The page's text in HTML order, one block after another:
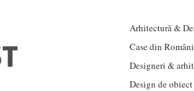
Arhitectură &
Case din
Designeri &
Design de obiect